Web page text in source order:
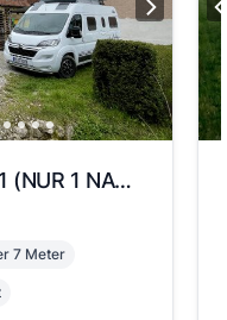
Braumanufaktur Hertl #1 (NUR 1 NACHT BUCHEN)
7 Meter